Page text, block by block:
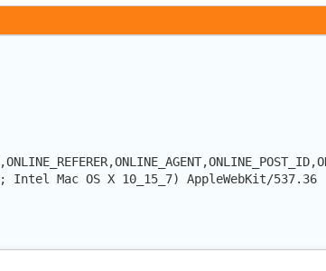
OS X 10_15_7) AppleWebKit/537.36